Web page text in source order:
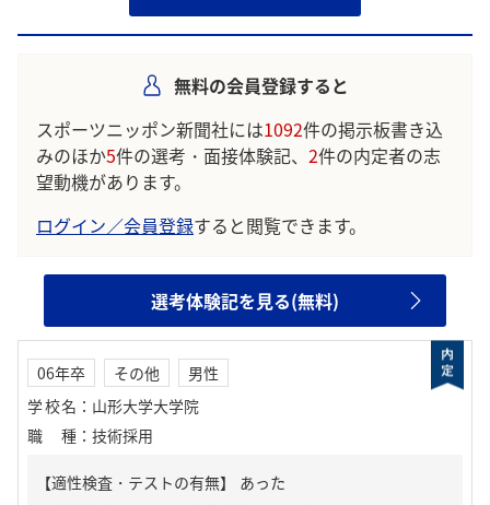
無料の会員登録すると
スポーツニッポン新聞社には1092件の掲示板書き込
みのほか5件の選考・面接体験記、 2件の内定者の志
望動機があります。
ログイン／会員登録すると閲覧できます。
選考体験記を見る(無料)
06年卒 その他
男性
学校名 ： 山形大学大学院
職種 ： 技術採用
【適性検査・テストの有無】 あった